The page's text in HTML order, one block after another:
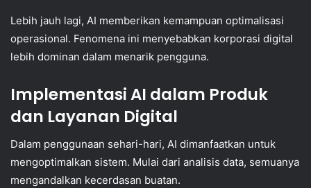
Lebih jauh lagi, AI memberikan kemampuan optimalisasi
operasional. Fenomena ini menyebabkan korporasi digital
lebih dominan dalam menarik pengguna.
Implementasi AI dalam Produk
dan Layanan Digital
Dalam penggunaan sehari-hari, AI dimanfaatkan untuk
mengoptimalkan sistem. Mulai dari analisis data, semuanya
mengandalkan kecerdasan buatan.